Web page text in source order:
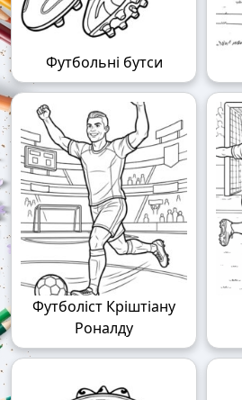
Футбольні бутси
Футболіст Кріштіану
Роналду